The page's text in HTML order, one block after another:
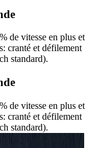
de vitesse en plus et
cranté et défilement
standard).
de vitesse en plus et
cranté et défilement
standard).